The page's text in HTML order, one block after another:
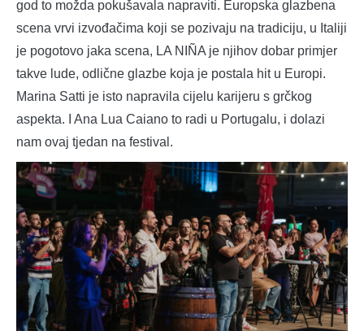
god to možda pokušavala napraviti. Europska glazbena
scena vrvi izvođačima koji se pozivaju na tradiciju, u Italiji
je pogotovo jaka scena, LA NIÑA je njihov dobar primjer
takve lude, odlične glazbe koja je postala hit u Europi.
Marina Satti je isto napravila cijelu karijeru s grčkog
aspekta. I Ana Lua Caiano to radi u Portugalu, i dolazi
nam ovaj tjedan na festival.